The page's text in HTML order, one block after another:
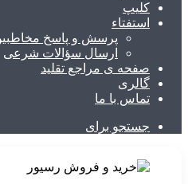
کلیپ
استفتاء
پرسش و پاسخ مخاطبین
ارسال سؤالات شرعی
صفحه ی مراجع تقلید
گالری
تماس با ما
جستجو برای